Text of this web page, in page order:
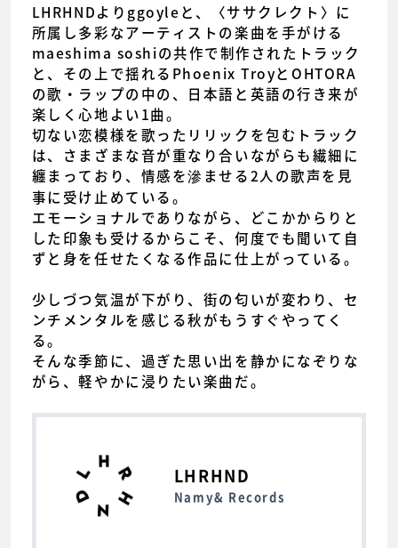
LHRHNDよりggoyleと、〈ササクレクト〉に
所属し多彩なアーティストの楽曲を手がける
maeshima soshiの共作で制作されたトラック
と、その上で揺れるPhoenix TroyとOHTORA
の歌・ラップの中の、日本語と英語の行き来が
楽しく心地よい1曲。
切ない恋模様を歌ったリリックを包むトラック
は、さまざまな音が重なり合いながらも繊細に
纏まっており、情感を滲ませる2人の歌声を見
事に受け止めている。
エモーショナルでありながら、どこかからりと
した印象も受けるからこそ、何度でも聞いて自
ずと身を任せたくなる作品に仕上がっている。
少しづつ気温が下がり、街の匂いが変わり、セ
ンチメンタルを感じる秋がもうすぐやってく
る。
そんな季節に、過ぎた思い出を静かになぞりな
がら、軽やかに浸りたい楽曲だ。
LHRHND
Namy& Records